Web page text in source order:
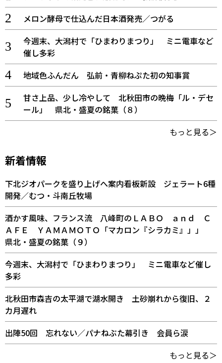
メロン酵母で仕込んだ日本酒発売／つがる
今週末、大潟村で「ひまわりまつり」 ミニ電車など
催し多彩
地域色ふんだん 弘前・青柳ねぷた初の知事賞
甘さ上品、少し冷やして 北秋田市の晩梅「ル・デセ
ール」 県北・盛夏の銘菓（８）
もっと見る＞
新着情報
下北ジオパークを盛り上げへ案内看板新設 ジェラート6種
開発／むつ・斗南丘牧場
酒かす風味、フランス流 八峰町のＬＡＢＯ ａｎｄ Ｃ
ＡＦＥ ＹＡＭＡＭＯＴＯ「マカロン『シラカミ』」」
県北・盛夏の銘菓（９）
今週末、大潟村で「ひまわりまつり」 ミニ電車など催し
多彩
北秋田市森吉の太平湖で湖水開き 土砂崩れから復旧、２
カ月遅れ
出陣50回 忘れない／パナねぶた幕引き 会員ら涙
もっと見る＞